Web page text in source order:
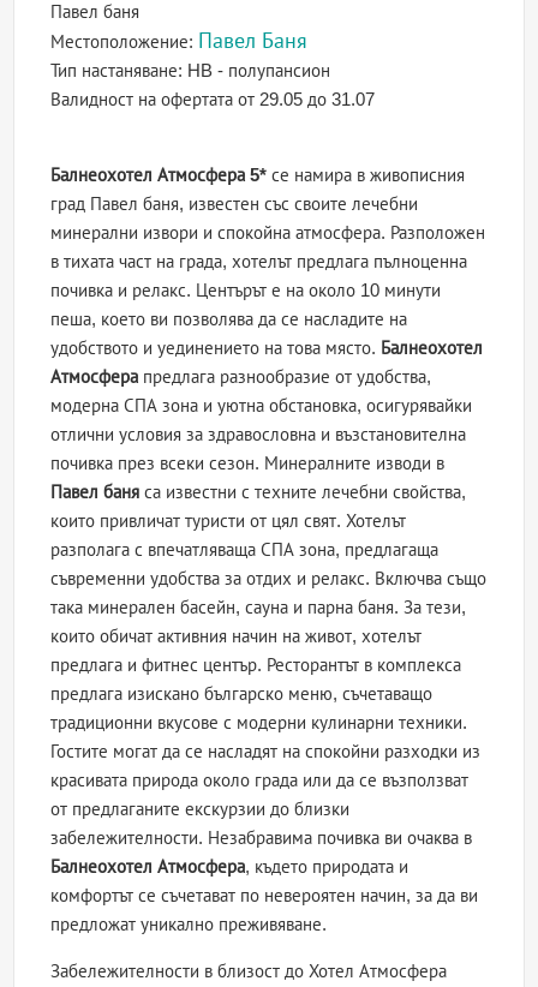
Павел баня
Местоположение: Павел Баня
Тип настаняване: HB - полупансион
Валидност на офертатаот 29.05 до 31.07
Балнеохотел Атмосфера 5* се намира в живописния
град Павел баня, известен със своите лечебни
минерални извори и спокойна атмосфера. Разположен
в тихата част на града, хотелът предлага пълноценна
почивка и релакс. Центърът е на около 10 минути
пеша, което ви позволява да се насладите на
удобството и уединението на това място. Балнеохотел
Атмосфера предлага разнообразие от удобства,
модерна СПА зона и уютна обстановка, осигурявайки
отлични условия за здравословна и възстановителна
почивка през всеки сезон. Минералните изводи в
Павел баня са известни с техните лечебни свойства,
които привличат туристи от цял свят. Хотелът
разполага с впечатляваща СПА зона, предлагаща
съвременни удобства за отдих и релакс. Включва също
така минерален басейн, сауна и парна баня. За тези,
които обичат активния начин на живот, хотелът
предлага и фитнес център. Ресторантът в комплекса
предлага изискано българско меню, съчетаващо
традиционни вкусове с модерни кулинарни техники.
Гостите могат да се насладят на спокойни разходки из
красивата природа около града или да се възползват
от предлаганите екскурзии до близки
забележителности. Незабравима почивка ви очаква в
Балнеохотел Атмосфера, където природата и
комфортът се съчетават по невероятен начин, за да ви
предложат уникално преживяване.
Забележителности в близост до Хотел Атмосфера